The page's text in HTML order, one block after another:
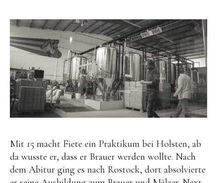
Mit 15 macht Fiete ein Praktikum bei Holsten, ab
da wusste er, dass er Brauer werden wollte. Nach
dem Abitur ging es nach Rostock, dort absolvierte